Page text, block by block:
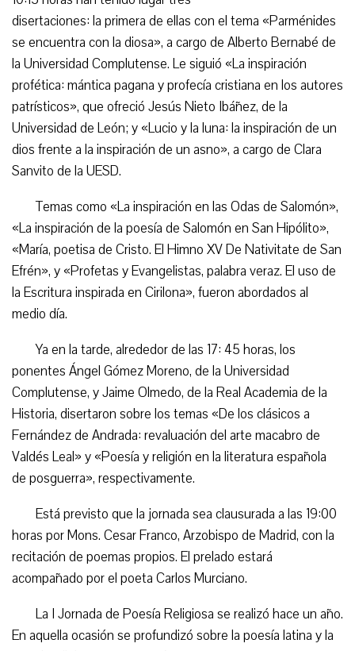
disertaciones: la primera de ellas con el tema «Parménides
se encuentra con la diosa», a cargo de Alberto Bernabé de
la Universidad Complutense. Le siguió «La inspiración
profética: mántica pagana y profecía cristiana en los autores
patrísticos», que ofreció Jesús Nieto Ibáñez, de la
Universidad de León; y «Lucio y la luna: la inspiración de un
dios frente a la inspiración de un asno», a cargo de Clara
Sanvito de la UESD.
Temas como «La inspiración en las Odas de Salomón»,
«La inspiración de la poesía de Salomón en San Hipólito»,
«María, poetisa de Cristo. El Himno XV De Nativitate de San
Efrén», y «Profetas y Evangelistas, palabra veraz. El uso de
la Escritura inspirada en Cirilona», fueron abordados al
medio día.
Ya en la tarde, alrededor de las 17: 45 horas, los
ponentes Ángel Gómez Moreno, de la Universidad
Complutense, y Jaime Olmedo, de la Real Academia de la
Historia, disertaron sobre los temas «De los clásicos a
Fernández de Andrada: revaluación del arte macabro de
Valdés Leal» y «Poesía y religión en la literatura española
de posguerra», respectivamente.
Está previsto que la jornada sea clausurada a las 19:00
horas por Mons. Cesar Franco, Arzobispo de Madrid, con la
recitación de poemas propios. El prelado estará
acompañado por el poeta Carlos Murciano.
La I Jornada de Poesía Religiosa se realizó hace un año.
En aquella ocasión se profundizó sobre la poesía latina y la